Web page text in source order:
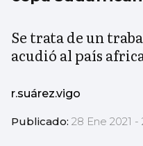
Se trata de un
acudió al país
r.suárez.vigo
Publicado: 28 Ene 2021 -